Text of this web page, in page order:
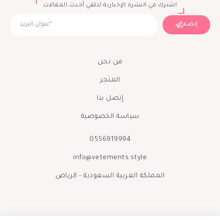
اشترك في النشرة الإخبارية لتلقي أحدث المقالات
إنضم
من نحن
المتجر
إتصل بنا
سياسة الخصوصية
0556919994
info@vetements.style
المملكة العربية السعودية - الرياض